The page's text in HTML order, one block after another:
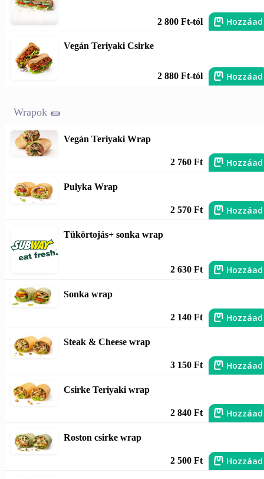
2 800 Ft-tól Hozzáad
Vegán Teriyaki Csirke
2 880 Ft-tól Hozzáad
Wrapok 🌯
Vegán Teriyaki Wrap
2 760 Ft Hozzáad
Pulyka Wrap
2 570 Ft Hozzáad
Tükörtojás+ sonka wrap
2 630 Ft Hozzáad
Sonka wrap
2 140 Ft Hozzáad
Steak & Cheese wrap
3 150 Ft Hozzáad
Csirke Teriyaki wrap
2 840 Ft Hozzáad
Roston csirke wrap
2 500 Ft Hozzáad